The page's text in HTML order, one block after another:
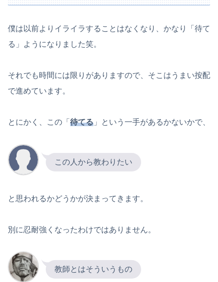
僕は以前よりイライラすることはなくなり、かなり「待て
る」ようになりました笑。
それでも時間には限りがありますので、そこはうまい按配
で進めています。
とにかく、この「 待てる 」という一手があるかないかで、
この人から教わりたい
と思われるかどうかが決まってきます。
別に忍耐強くなったわけではありません。
教師とはそういうもの